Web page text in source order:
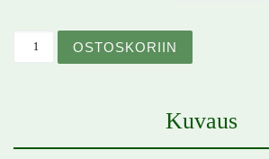
OSTOSKORIIN
Kuvaus